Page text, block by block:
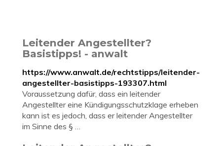
Leitender Angestellter?
Basistipps! - anwalt
https://www.anwalt.de/rechtstipps/leitender-
angestellter-basistipps-193307.html
Voraussetzung dafür, dass ein leitender
Angestellter eine Kündigungsschutzklage erheben
kann ist es jedoch, dass er leitender Angestellter
im Sinne des § …